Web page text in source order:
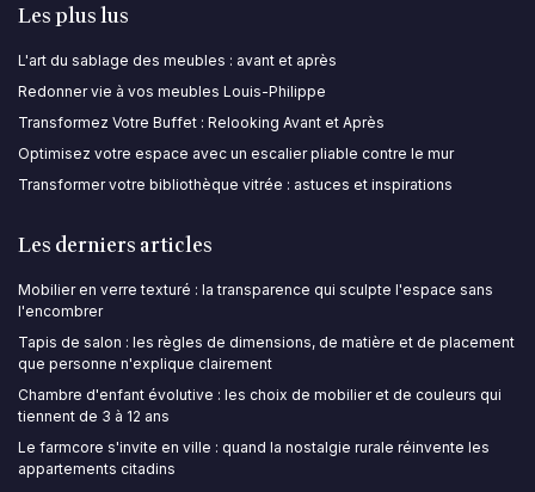
Les plus lus
L'art du sablage des meubles : avant et après
Redonner vie à vos meubles Louis-Philippe
Transformez Votre Buffet : Relooking Avant et Après
Optimisez votre espace avec un escalier pliable contre le mur
Transformer votre bibliothèque vitrée : astuces et inspirations
Les derniers articles
Mobilier en verre texturé : la transparence qui sculpte l'espace sans
l'encombrer
Tapis de salon : les règles de dimensions, de matière et de placement
que personne n'explique clairement
Chambre d'enfant évolutive : les choix de mobilier et de couleurs qui
tiennent de 3 à 12 ans
Le farmcore s'invite en ville : quand la nostalgie rurale réinvente les
appartements citadins